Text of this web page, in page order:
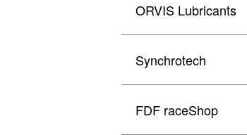
ORVIS Lubricants
Synchrotech
FDF raceShop